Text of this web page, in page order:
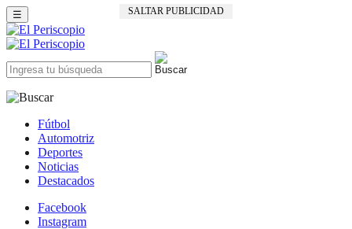
SALTAR PUBLICIDAD
☰
Fútbol
Automotriz
Deportes
Noticias
Destacados
Facebook
Instagram